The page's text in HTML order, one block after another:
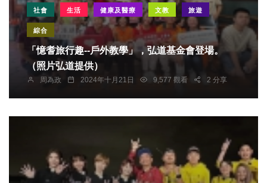
社會 生活 健康及醫療 文教 旅遊
綜合
「憶耆旅行趣--戶外教學」，弘道基金會登場。
（照片弘道提供）
周為政 2024年十月21日 9,577 觀看 2 分享